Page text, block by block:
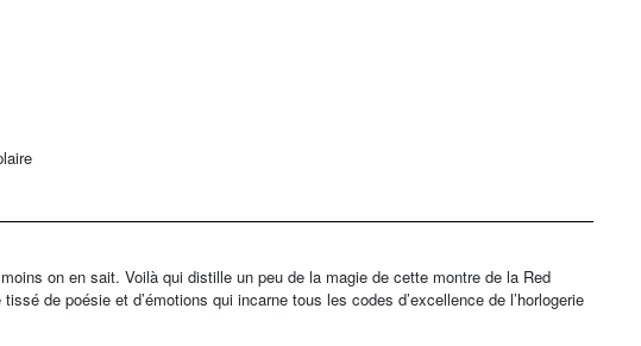
on en sait. Voilà qui distille un peu de la magie de cette montre de la Red
de poésie et d’émotions qui incarne tous les codes d’excellence de l’horlogerie